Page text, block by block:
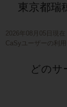
東京都瑞
2026年08月05日現在
CaSyユーザーの利
どのサ